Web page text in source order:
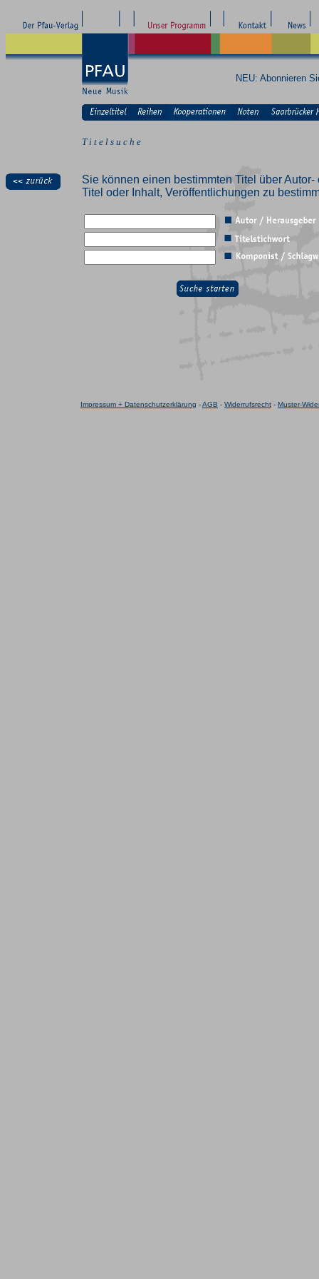
NEU: Abonnieren
T i t e l s u c h e
Sie können einen bestimmten Titel über
Titel oder Inhalt, Veröffentlichungen zu
Impressum + Datenschutzerklärung -AGB - Widerrufsrecht - Muster-